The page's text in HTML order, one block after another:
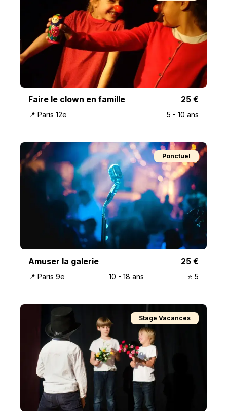
Faire le clown en famille 25 €
📍 Paris 12e 5 - 10 ans
Ponctuel
Amuser la galerie 25 €
📍 Paris 9e 10 - 18 ans ⭐️ 5
Stage Vacances